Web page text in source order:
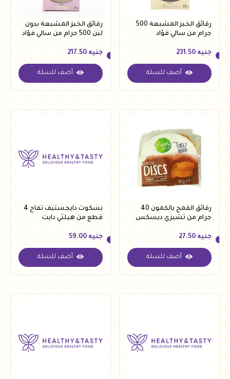
رقائق الخبز المشبعة 500
جرام من سالي فؤاد
جنيه
جنيه 231.50
أضف للسلة
رقائق الخبز المشبعة بدون
لبن 500 جرام من سالي فؤاد
جنيه
جنيه 217.50
أضف للسلة
رقائق القمح بالكمون 40
جرام من تشيزي ديسكس
جنيه
جنيه 27.50
أضف للسلة
بسكوت دايجستيف تفاح 4
قطع من هيلثي دايت
جنيه
جنيه 59.00
أضف للسلة